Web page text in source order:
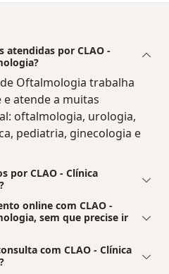
atendidas por CLAO -
de Oftalmologia trabalha
atende a muitas
oftalmologia, urologia,
pediatria, ginecologia e
por CLAO - Clínica
online com CLAO -
sem que precise ir
com CLAO - Clínica